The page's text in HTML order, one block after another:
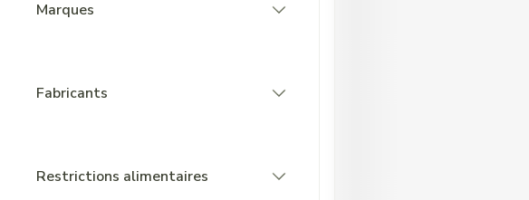
Marques
Fabricants
Restrictions alimentaires